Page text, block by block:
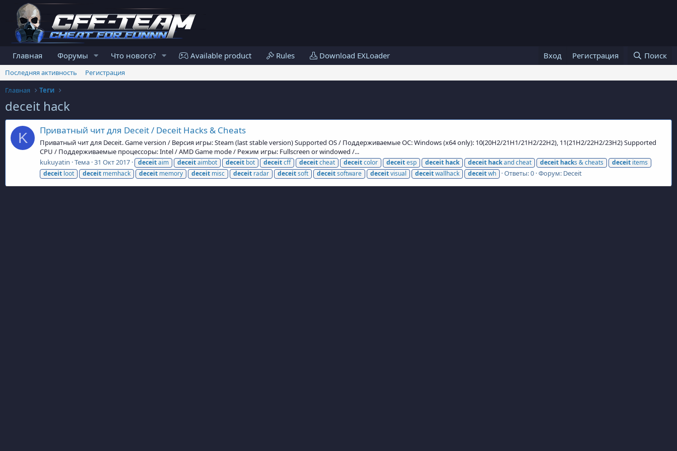
Главная Форумы Что нового? Available product Rules Download EXLoader Вход Регистрация Поиск
Последняя активность
Регистрация
Главная
Теги
deceit hack
K Приватный чит для Deceit / Deceit Hacks & Cheats
Приватный чит для Deceit. Game version / Версия игры: Steam (last stable version) Supported OS / Поддерживаемые ОС: Windows (x64 only): 10(20H2/21H1/21H2/22H2), 11(21H2/22H2/23H2) Supported
CPU / Поддерживаемые процессоры: Intel / AMD Game mode / Режим игры: Fullscreen or windowed /...
kukuyatin Тема 31 Окт 2017 deceitaim deceitaimbot deceit bot deceitcff deceitcheat deceitcolor deceitesp deceit hack deceit hackand cheat deceit hacks & cheats deceit items
deceit loot deceit memhack deceit memory deceit misc deceit radar deceitsoft deceitsoftware deceitvisual deceitwallhack deceitwh Ответы: 0 Форум: Deceit